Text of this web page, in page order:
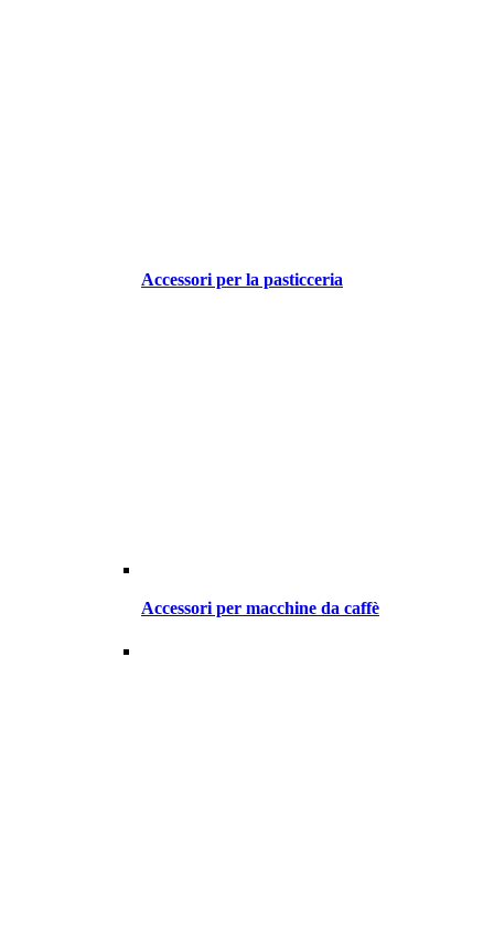
Accessori per la pasticceria
Accessori per macchine da caffè